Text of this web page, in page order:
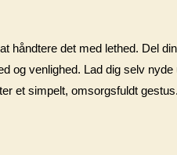
håndtere det med lethed. Del
og venlighed. Lad dig selv
et simpelt, omsorgsfuldt gestus.